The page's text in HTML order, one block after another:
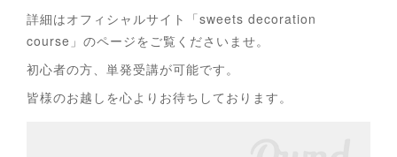
詳細はオフィシャルサイト「sweets decoration
course」のページをご覧くださいませ。
初心者の方、単発受講が可能です。
皆様のお越しを心よりお待ちしております。